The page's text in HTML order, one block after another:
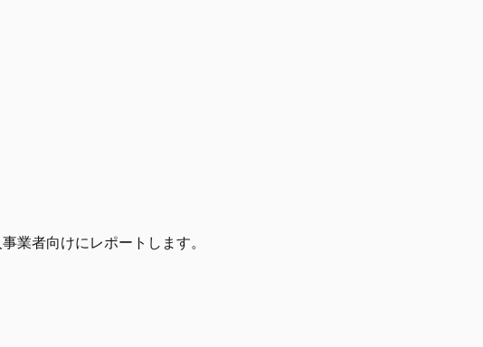
業者向けにレポートします。